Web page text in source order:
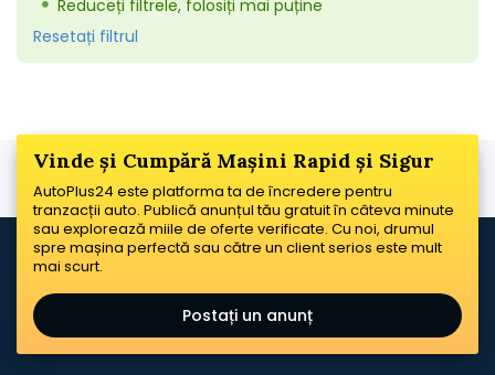
Reduceți filtrele, folosiți mai puține
Resetați filtrul
Vinde și Cumpără Mașini Rapid și Sigur
AutoPlus24 este platforma ta de încredere pentru
tranzacții auto. Publică anunțul tău gratuit în câteva minute
sau explorează miile de oferte verificate. Cu noi, drumul
spre mașina perfectă sau către un client serios este mult
mai scurt.
Postați un anunț